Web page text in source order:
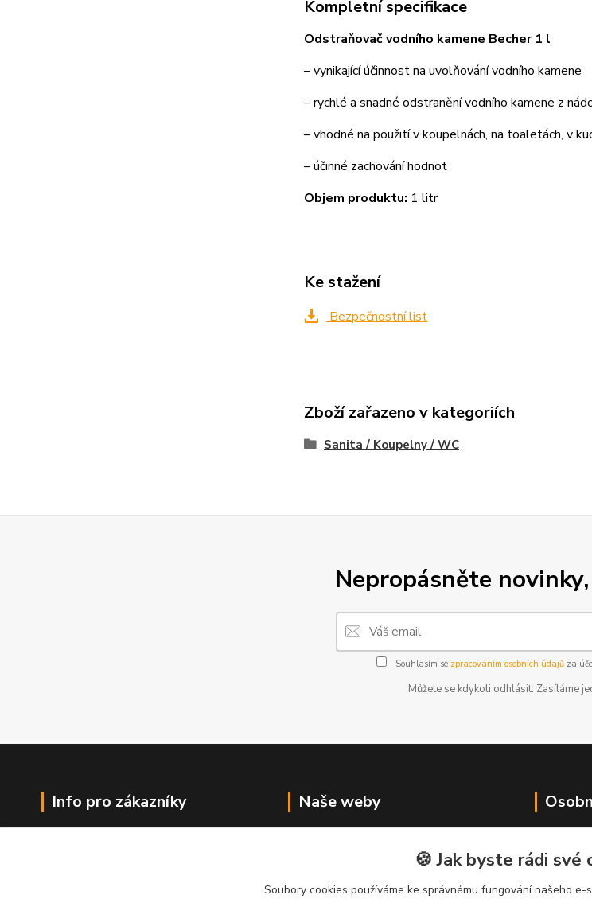
Kompletní specifikace
Odstraňovač vodního kamene Becher 1 l
– vynikající účinnost na uvolňování vodního kamene
– rychlé a snadné odstranění vodního kamene z
– vhodné na použití v koupelnách, na toaletách, v
– účinné zachování hodnot
Objem produktu: 1 litr
Ke stažení
Bezpečnostní list
Zboží zařazeno v kategoriích
Sanita / Koupelny / WC
Nepropásněte
Souhlasím se zpracováním osobních údajůza
Můžete se kdykoli odhlásit. Zasíláme
Info pro zákazníky Naše weby
🍪 Jak byste rádi své
Soubory cookies používáme ke správnému fungování našeho